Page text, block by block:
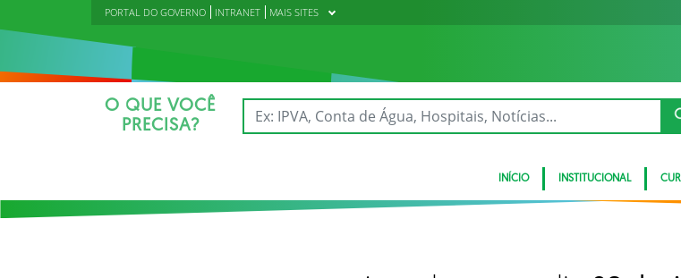
PORTAL DO GOVERNO INTRANET MAIS SITES
O QUE VOCÊ
PRECISA?
INÍCIO INSTITUCIONAL